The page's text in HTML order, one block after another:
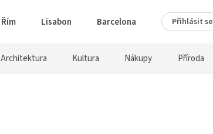
Řím Lisabon Barcelona Přihlásit se
Architektura Kultura Nákupy Příroda